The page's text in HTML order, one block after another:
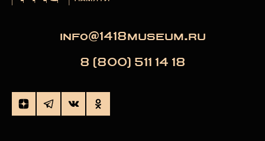
info@1418museum.ru
8 (800) 511 14 18